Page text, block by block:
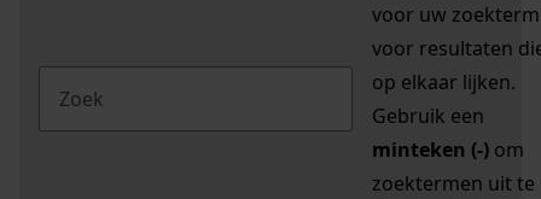
voor uw zoekterm
voor resultaten
op elkaar lijken.
Gebruik een
minteken (-) om
zoektermen uit te